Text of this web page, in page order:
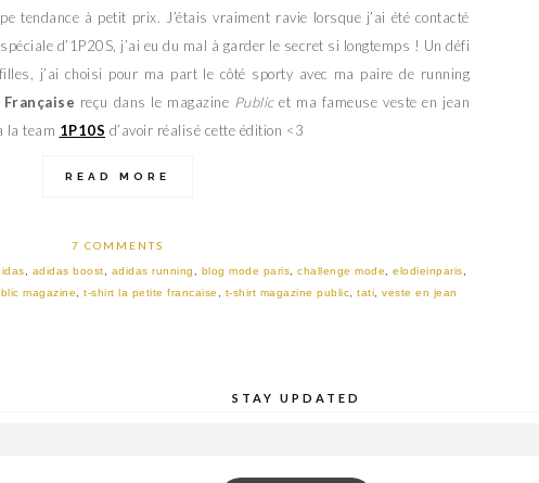
tendance à petit prix. J’étais vraiment ravie lorsque j’ai été contacté
d’1P20S, j’ai eu du mal à garder le secret si longtemps ! Un défi
j’ai choisi pour ma part le côté sporty avec ma paire de running
reçu dans le magazine Publicet ma fameuse veste en jean
la team 1P10S d’avoir réalisé cette édition <3
READ MORE
7 COMMENTS
, adidas boost, adidas running , blog mode paris, challenge mode, elodieinparis,
magazine,t-shirt la petite francaise , t-shirt magazine public,tati,veste en jean
STAY UPDATED